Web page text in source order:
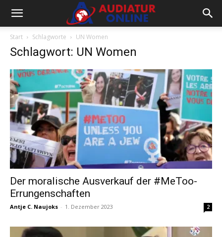
Start Schlagworte UN Women
Schlagwort: UN Women
Der moralische Ausverkauf der #MeToo-
Errungenschaften
Antje C. Naujoks - 1. Dezember 2023 2